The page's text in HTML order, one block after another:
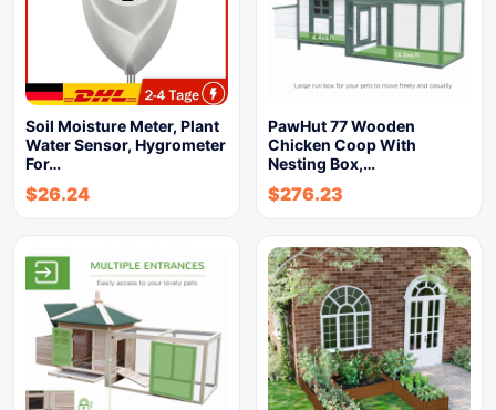
Soil Moisture Meter, Plant
Water Sensor, Hygrometer
For…
$26.24
PawHut 77 Wooden
Chicken Coop With
Nesting Box,…
$276.23